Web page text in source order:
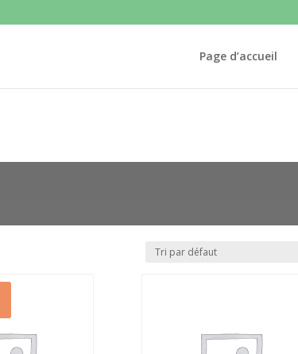
Page d’accueil